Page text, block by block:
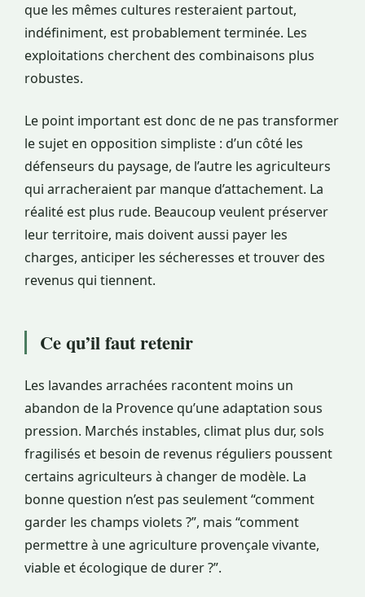
que les mêmes cultures resteraient partout,
indéfiniment, est probablement terminée. Les
exploitations cherchent des combinaisons plus
robustes.
Le point important est donc de ne pas transformer
le sujet en opposition simpliste : d’un côté les
défenseurs du paysage, de l’autre les agriculteurs
qui arracheraient par manque d’attachement. La
réalité est plus rude. Beaucoup veulent préserver
leur territoire, mais doivent aussi payer les
charges, anticiper les sécheresses et trouver des
revenus qui tiennent.
Ce qu’il faut retenir
Les lavandes arrachées racontent moins un
abandon de la Provence qu’une adaptation sous
pression. Marchés instables, climat plus dur, sols
fragilisés et besoin de revenus réguliers poussent
certains agriculteurs à changer de modèle. La
bonne question n’est pas seulement “comment
garder les champs violets ?”, mais “comment
permettre à une agriculture provençale vivante,
viable et écologique de durer ?”.